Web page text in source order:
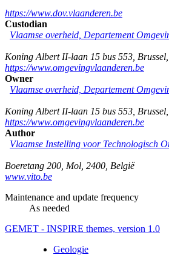
https://www.dov.vlaanderen.be
Custodian
Vlaamse overheid, Departement
Koning Albert II-laan 15 bus 553 Brussel
https://www.omgevingvlaanderen.be
Owner
Vlaamse overheid, Departement
Koning Albert II-laan 15 bus 553 Brussel
https://www.omgevingvlaanderen.be
Author
Vlaamse Instelling voor Technologisch
Boeretang 200 Mol 2400 België
www.vito.be
Maintenance and update frequency
As needed
GEMET - INSPIRE themes, version 1.0
Geologie